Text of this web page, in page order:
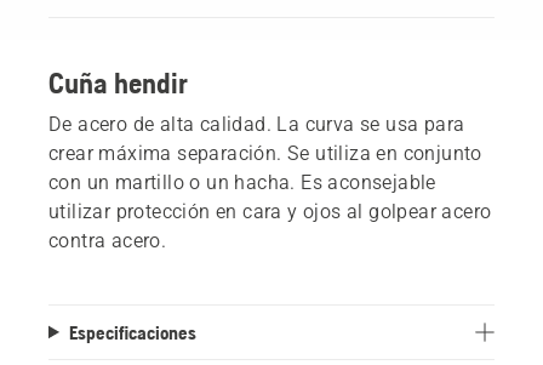
Cuña hendir
De acero de alta calidad. La curva se usa para
crear máxima separación. Se utiliza en conjunto
con un martillo o un hacha. Es aconsejable
utilizar protección en cara y ojos al golpear acero
contra acero.
Especificaciones